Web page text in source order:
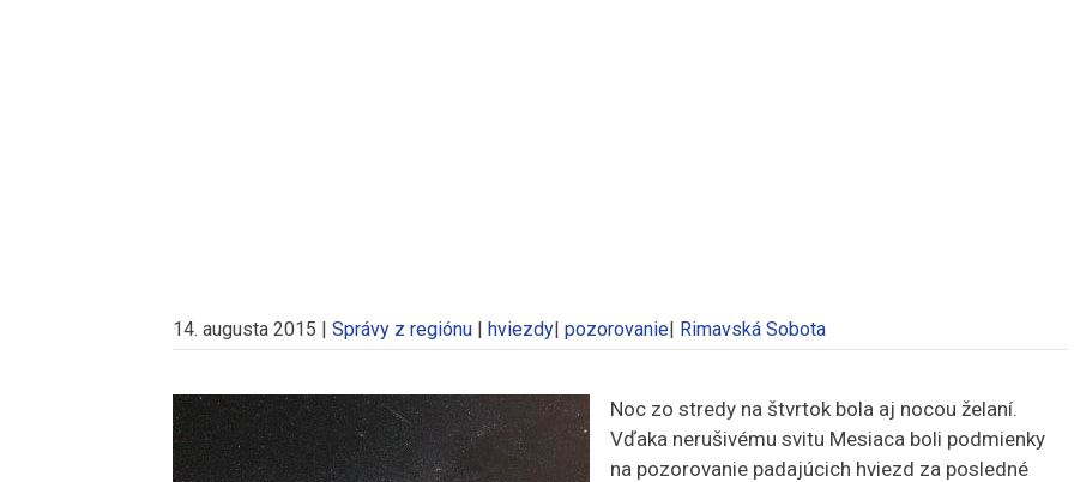
14. augusta 2015 | Správy z regiónu| hviezdy| pozorovanie| Rimavská Sobota
Noc zo stredy na štvrtok bola aj nocou želaní.
Vďaka nerušivému svitu Mesiaca boli podmienky
na pozorovanie padajúcich hviezd za posledné